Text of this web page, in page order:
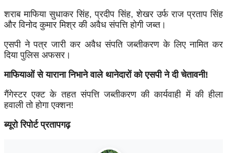
शराब माफिया सुधाकर सिंह, प्रदीप सिंह, शेखर उर्फ राज प्रताप सिंह
और विनोद कुमार मिश्र की अवैध संपत्ति होगी जब्त।
एसपी ने पत्र जारी कर अवैध संपति जब्तीकरण के लिए नामित कर
दिया पुलिस अफसर।
माफियाओं से याराना निभाने वाले थानेदारों को एसपी ने दी चेतावनी!
गैंगेस्टर एक्ट के तहत संपत्ति जब्तीकरण की कार्यवाही में की हीला
हवाली तो होगा एक्शन!
ब्यूरो रिपोर्ट प्रतापगढ़